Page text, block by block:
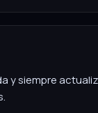
y siempre